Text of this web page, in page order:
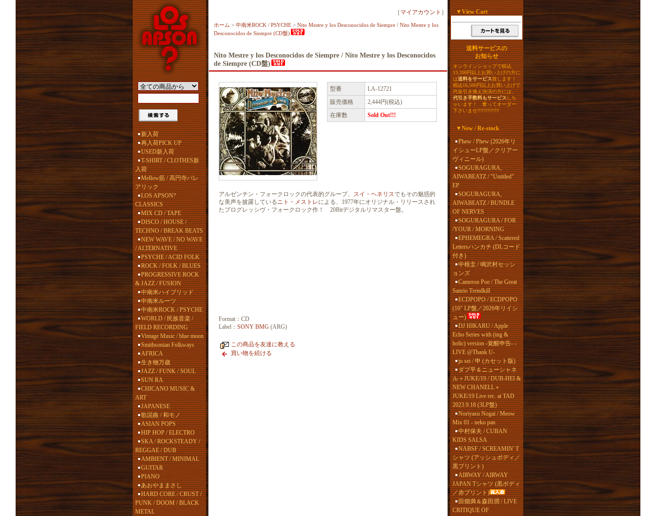
新入荷
再入荷PICK UP
USED新入荷
T-SHIRT / CLOTHES新
入荷
Mellow筋 / 高円寺バレ
アリック
LOS APSON?
CLASSICS
MIX CD / TAPE
DISCO / HOUSE /
TECHNO / BREAK BEATS
NEW WAVE / NO WAVE
/ ALTERNATIVE
PSYCHE / ACID FOLK
ROCK / FOLK / BLUES
PROGRESSIVE ROCK
& JAZZ / FUSION
中南米ハイブリッド
中南米ルーツ
中南米ROCK / PSYCHE
WORLD / 民族音楽 /
FIELD RECORDING
Vintage Music / blue moon
Smithsonian Folkways
AFRICA
生き物万歳
JAZZ / FUNK / SOUL
SUN RA
CHICANO MUSIC &
ART
JAPANESE
歌謡曲 / 和モノ
ASIAN POPS
HIP HOP / ELECTRO
SKA / ROCKSTEADY /
REGGAE / DUB
AMBIENT / MINIMAL
GUITAR
PIANO
あおやままさし
HARD CORE / CRUST /
PUNK / DOOM / BLACK
METAL
［ マイアカウント ］
ホーム > 中南米ROCK / PSYCHE > Nito Mestre y los Desconocidos de Siempre / Nito Mestre y los
Desconocidos de Siempre (CD盤)
Nito Mestre y los Desconocidos de Siempre / Nito Mestre y los Desconocidos
de Siempre (CD盤)
型番
LA-12721
販売価格
2,444円(税込)
在庫数
Sold Out!!!
アルゼンチン・フォークロックの代表的グループ、 スイ・ヘネリスでもその魅惑的
な美声を披露しているニト・メストレによる、1977年にオリジナル・リリースされ
たプログレッシヴ・フォークロック作！ 20Bitデジタルリマスター盤。
Format：CD
Label： SONY BMG (ARG)
この商品を友達に教える
買い物を続ける
▼View Cart
送料サービスの
お知らせ
オンラインショップで税込
13,200円以上お買い上げの方に
は送料をサービス致します！
税込16,500円以上お買い上げで
代金引き換え決済の方には、
代引き手数料もサービスしち
ゃいます！ 奮ってオーダー
下さいませ!!!!!!!!!!!!!!!
▼New / Re-stock
Phew / Phew (2026年リ
イシューLP盤／クリアー
ヴィニール)
SOGURAGURA,
AIWABEATZ / "Untitled"
EP
SOGURAGURA,
AIWABEATZ / BUNDLE
OF NERVES
SOGURAGURA / FOR
/YOUR / MORNING
EPHEMEGRA / Scattered
Lettersハンカチ (DLコード
付き)
中根圭 / 鳴沢村セッシ
ョンズ
Cameron Poe / The Great
Sanrio Trendkill
ECDPOPO / ECDPOPO
(10" LP盤／2026年リイシ
ュー)
DJ HIKARU / Apple
Echo Series with (ing &
holic) version -覚醒申告- -
LIVE @Thank U-
ju sei / 申 (カセット版)
ダブ平＆ニューシャネ
ル＋JUKE/19 / DUB-HEI &
NEW CHANELL＋
JUKE/19 Live rec. at TAD
2023.9.18 (3LP盤)
Noriyasu Nogai / Meow
Mix 01 - neko pan
中村保夫 / CUBAN
KIDS SALSA
NABSF / SCREAMIN' T
シャツ (アッシュボディ／
黒プリント)
AIRWAY / AIRWAY
JAPAN Tシャツ (黒ボディ
／赤プリント)
田畑満＆森田潤 / LIVE
CRITIQUE OF